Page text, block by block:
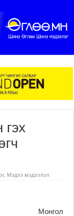
, Мэдээ мэдээлэл
Монгол